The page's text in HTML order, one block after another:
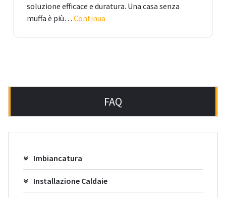
soluzione efficace e duratura. Una casa senza
muffa è più… Continua
FAQ
Imbiancatura
Installazione Caldaie